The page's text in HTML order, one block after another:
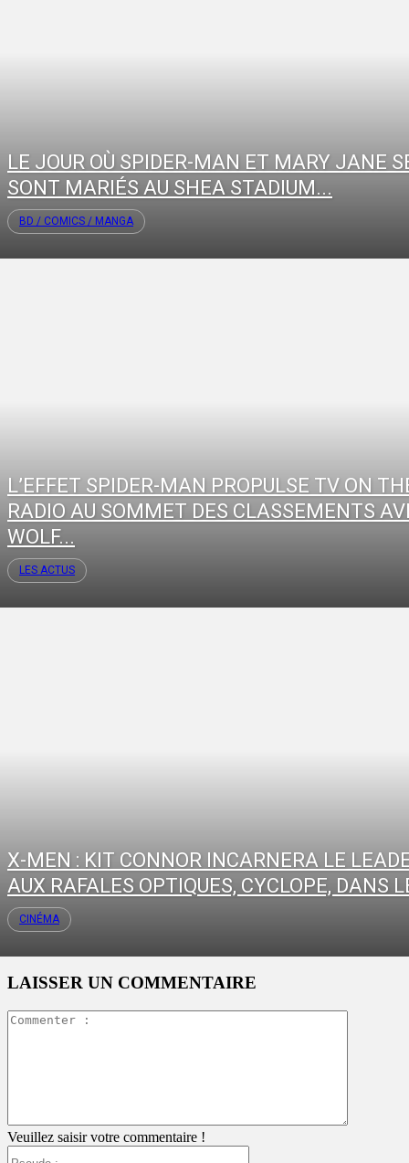
LE JOUR OÙ SPIDER-MAN ET MARY JANE
SONT MARIÉS AU SHEA STADIUM...
BD / COMICS / MANGA
L’EFFET SPIDER-MAN PROPULSE TV ON
RADIO AU SOMMET DES CLASSEMENTS
WOLF...
LES ACTUS
X-MEN : KIT CONNOR INCARNERA LE
AUX RAFALES OPTIQUES, CYCLOPE, DANS
CINÉMA
LAISSER UN COMMENTAIRE
Veuillez saisir votre commentaire !